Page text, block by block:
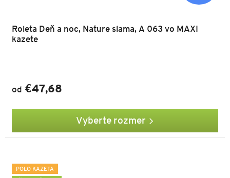
Roleta Deň a noc, Nature slama, A 063 vo MAXI
kazete
od €47,68
Vyberte rozmer
POLO KAZETA